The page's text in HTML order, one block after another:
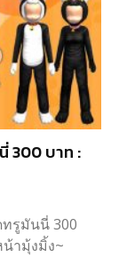
300 บาท :
ทรูมันนี่ 300
ามุ้งมิ้ง~